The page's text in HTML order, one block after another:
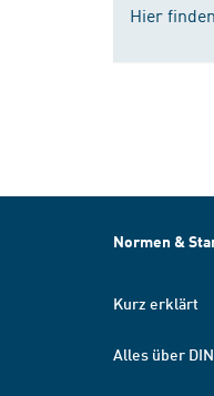
Hier
Normen &
Kurz erklärt
Alles über